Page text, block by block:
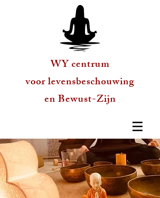
WY centrum
voor levensbeschouwing
en Bewust-Zijn